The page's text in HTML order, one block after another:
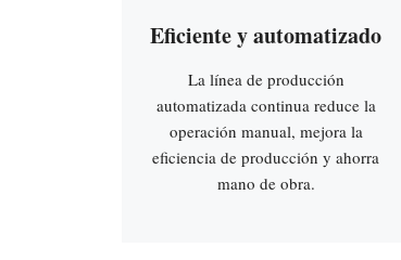
Eficiente y automatizado
La línea de producción
automatizada continua reduce la
operación manual, mejora la
eficiencia de producción y ahorra
mano de obra.